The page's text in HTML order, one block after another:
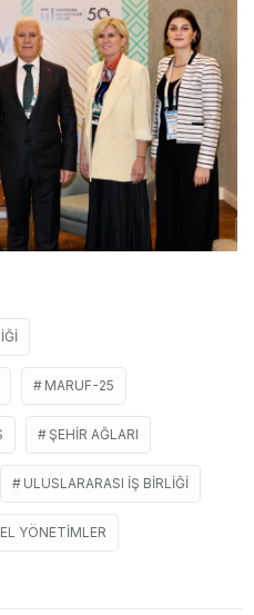
MARUF-25
ŞEHIR AĞLARI
ULUSLARARASI IŞ BIRLIĞI
YÖNETIMLER